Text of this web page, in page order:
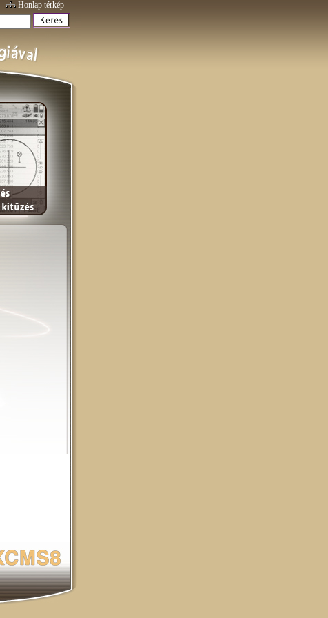
Honlap térkép